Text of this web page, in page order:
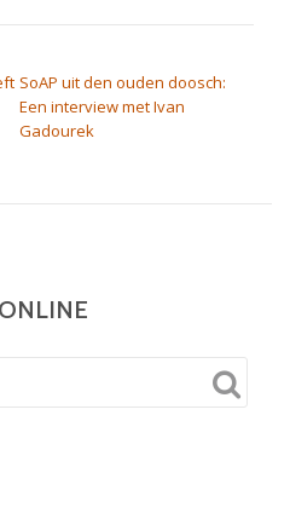
SoAP uit den ouden doosch:
Een interview met Ivan
Gadourek